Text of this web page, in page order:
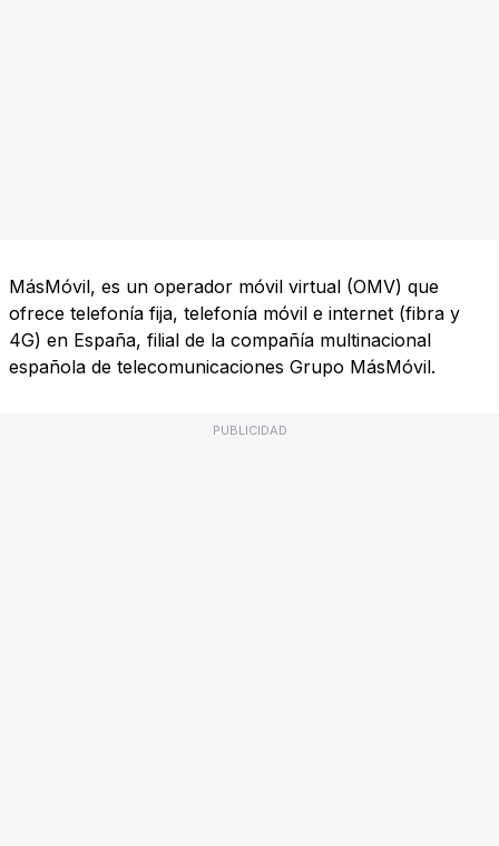
MásMóvil, es un operador móvil virtual (OMV) que
ofrece telefonía fija, telefonía móvil e internet (fibra y
4G) en España, filial de la compañía multinacional
española de telecomunicaciones Grupo MásMóvil.
PUBLICIDAD